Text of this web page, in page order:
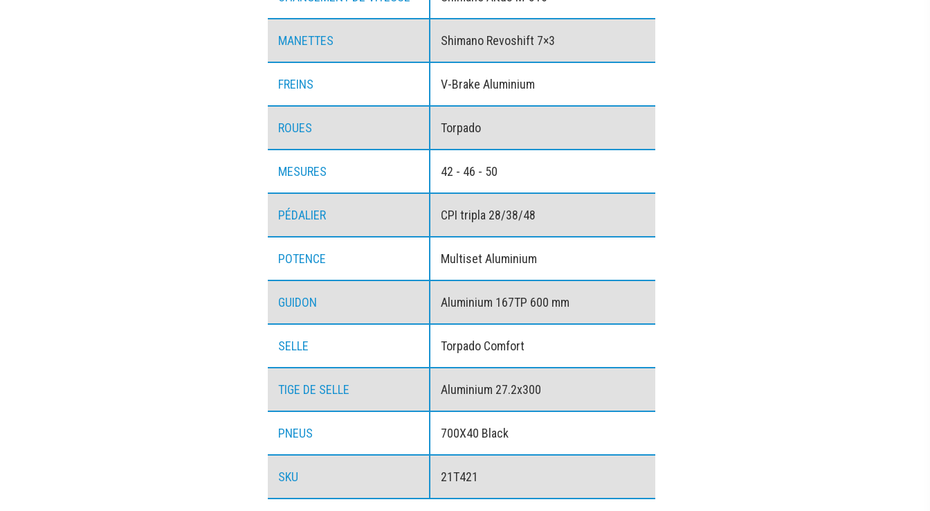
MANETTES Shimano Revoshift 7×3
FREINS V-Brake Aluminium
ROUES Torpado
MESURES 42 - 46 - 50
PÉDALIER CPI tripla 28/38/48
POTENCE Multiset Aluminium
GUIDON Aluminium 167TP 600 mm
SELLE Torpado Comfort
TIGE DE SELLE Aluminium 27.2x300
PNEUS 700X40 Black
SKU 21T421